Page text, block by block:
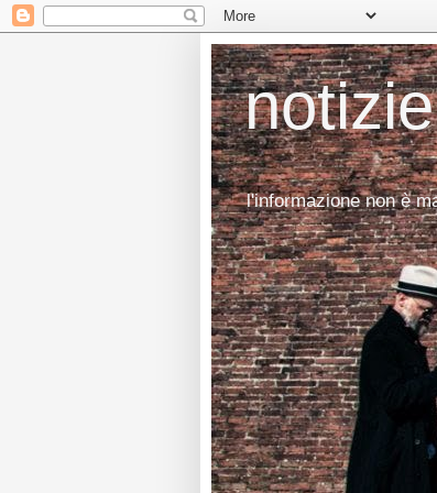
l'informazione non è